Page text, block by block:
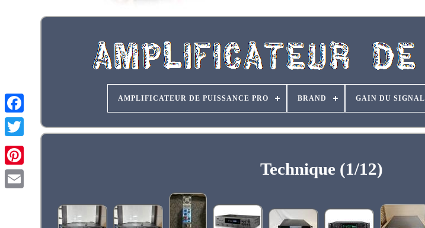
AMPLIFICATEUR DE PUISSANCE PRO BRAND GAIN DU SIGNAL
Technique (1/12)